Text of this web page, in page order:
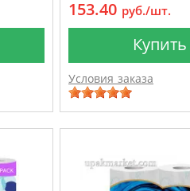
153.40 руб./шт.
Купить
Условия заказа